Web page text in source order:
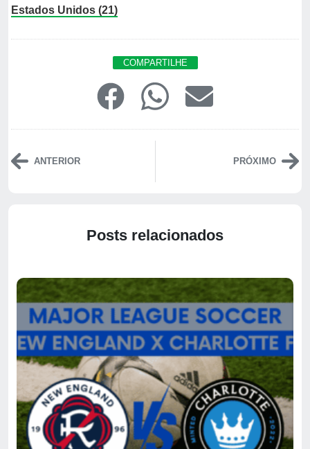
Estados Unidos (21)
COMPARTILHE
ANTERIOR PRÓXIMO
Posts relacionados